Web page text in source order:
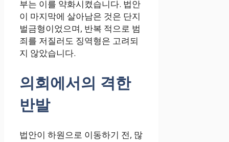
부는 이를 약화시켰습니다. 법안
이 마지막에 살아남은 것은 단지
벌금형이었으며, 반복 적으로 범
죄를 저질러도 징역형은 고려되
지 않았습니다.
의회에서의 격한
반발
법안이 하원으로 이동하기 전, 많